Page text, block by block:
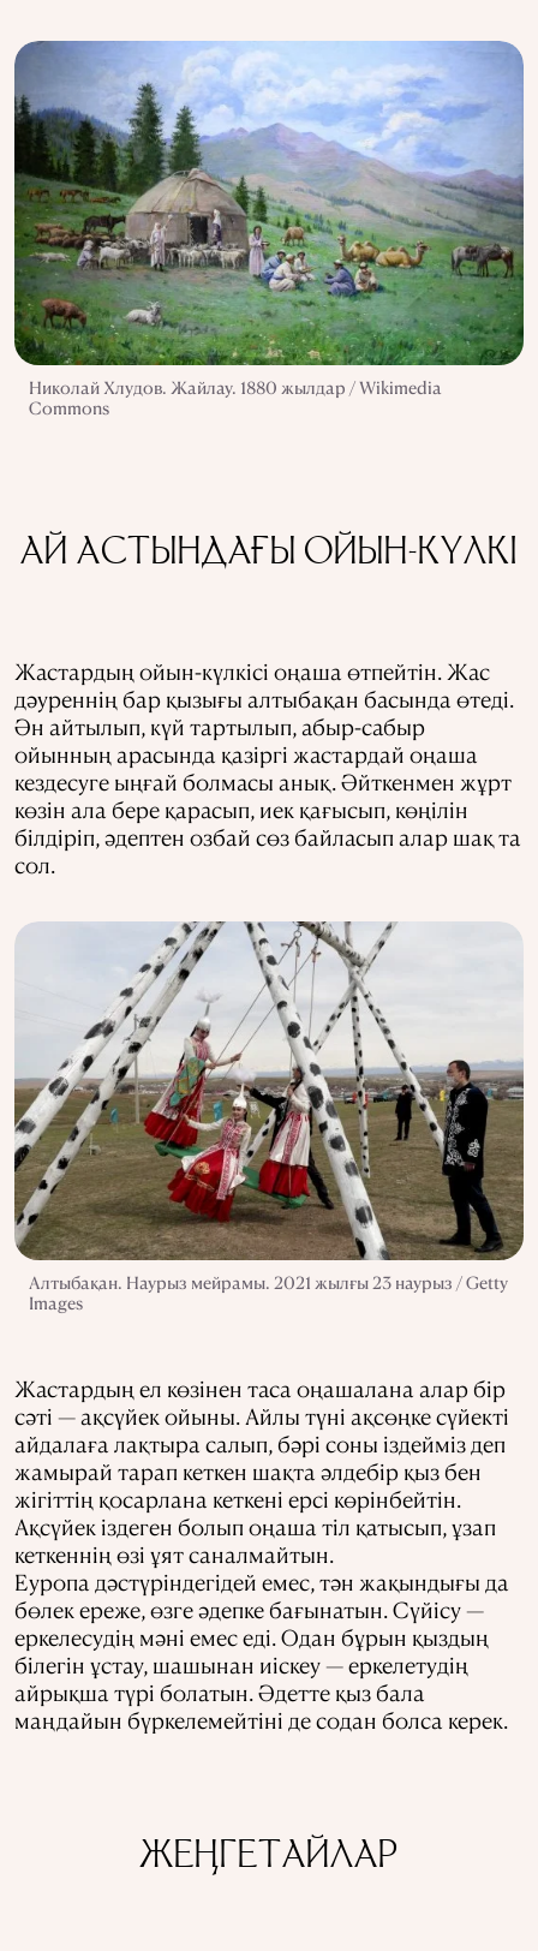
Николай Хлудов. Жайлау. 1880 жылдар / Wikimedia
Commons
АЙ АСТЫНДАҒЫ ОЙЫН-КҮЛКІ
Жастардың ойын-күлкісі оңаша өтпейтін. Жас
дәуреннің бар қызығы алтыбақан басында өтеді.
Ән айтылып, күй тартылып, абыр-сабыр
ойынның арасында қазіргі жастардай оңаша
кездесуге ыңғай болмасы анық. Әйткенмен жұрт
көзін ала бере қарасып, иек қағысып, көңілін
білдіріп, әдептен озбай сөз байласып алар шақ та
сол.
Алтыбақан. Наурыз мейрамы. 2021 жылғы 23 наурыз / Getty
Images
Жастардың ел көзінен таса оңашалана алар бір
сәті — ақсүйек ойыны. Айлы түні ақсөңке сүйекті
айдалаға лақтыра салып, бәрі соны іздейміз деп
жамырай тарап кеткен шақта әлдебір қыз бен
жігіттің қосарлана кеткені ерсі көрінбейтін.
Ақсүйек іздеген болып оңаша тіл қатысып, ұзап
кеткеннің өзі ұят саналмайтын.
Еуропа дәстүріндегідей емес, тән жақындығы да
бөлек ереже, өзге әдепке бағынатын. Сүйісу —
еркелесудің мәні емес еді. Одан бұрын қыздың
білегін ұстау, шашынан иіскеу — еркелетудің
айрықша түрі болатын. Әдетте қыз бала
маңдайын бүркелемейтіні де содан болса керек.
ЖЕҢГЕТАЙЛАР